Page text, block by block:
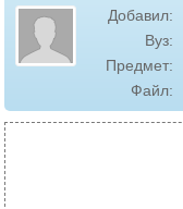
Добавил:
Вуз:
Предмет:
Файл: